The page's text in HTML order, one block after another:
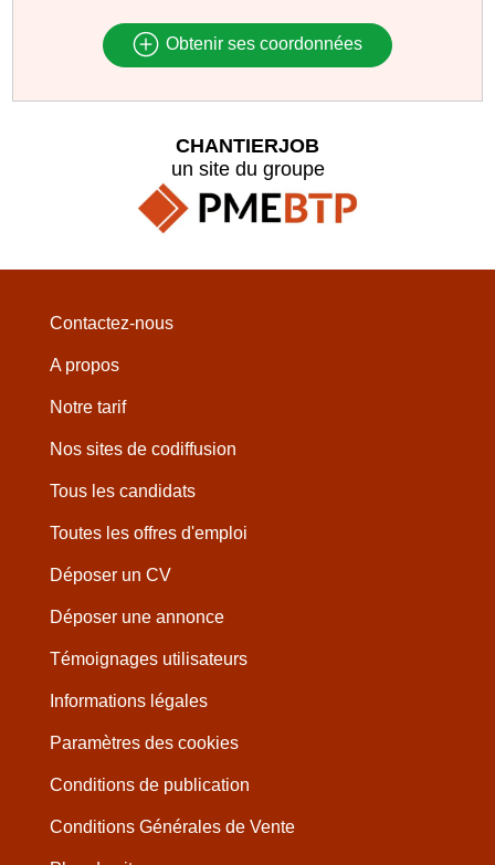
Obtenir ses coordonnées
CHANTIERJOB
un site du groupe
Contactez-nous
A propos
Notre tarif
Nos sites de codiffusion
Tous les candidats
Toutes les offres d'emploi
Déposer un CV
Déposer une annonce
Témoignages utilisateurs
Informations légales
Paramètres des cookies
Conditions de publication
Conditions Générales de Vente